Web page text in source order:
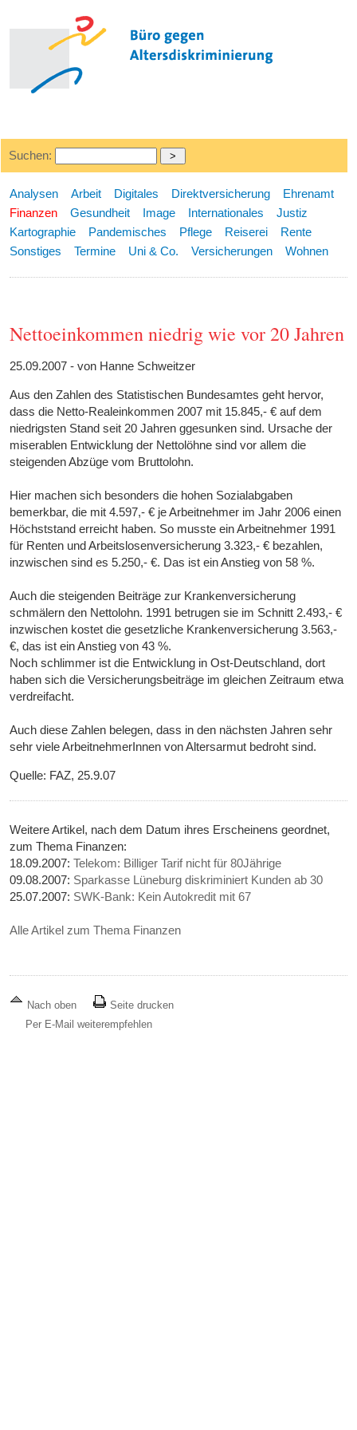
Suchen:
Analysen Arbeit Digitales Direktversicherung
Ehrenamt
Finanzen
Gesundheit Image Internationales
Justiz
Kartographie
Pandemisches Pflege Reiserei
Rente
Sonstiges
Termine Uni & Co. Versicherungen Wohnen
Nettoeinkommen niedrig wie vor 20 Jahren
25.09.2007 - von Hanne Schweitzer
Aus den Zahlen des Statistischen Bundesamtes geht hervor,
dass die Netto-Realeinkommen 2007 mit 15.845,- € auf dem
niedrigsten Stand seit 20 Jahren ggesunken sind. Ursache der
miserablen Entwicklung der Nettolöhne sind vor allem die
steigenden Abzüge vom Bruttolohn.
Hier machen sich besonders die hohen Sozialabgaben
bemerkbar, die mit 4.597,- € je Arbeitnehmer im Jahr 2006 einen
Höchststand erreicht haben. So musste ein Arbeitnehmer 1991
für Renten und Arbeitslosenversicherung 3.323,- € bezahlen,
inzwischen sind es 5.250,- €. Das ist ein Anstieg von 58 %.
Auch die steigenden Beiträge zur Krankenversicherung
schmälern den Nettolohn. 1991 betrugen sie im Schnitt 2.493,- €
inzwischen kostet die gesetzliche Krankenversicherung 3.563,-
€, das ist ein Anstieg von 43 %.
Noch schlimmer ist die Entwicklung in Ost-Deutschland, dort
haben sich die Versicherungsbeiträge im gleichen Zeitraum etwa
verdreifacht.
Auch diese Zahlen belegen, dass in den nächsten Jahren sehr
sehr viele ArbeitnehmerInnen von Altersarmut bedroht sind.
Quelle: FAZ, 25.9.07
Weitere Artikel, nach dem Datum ihres Erscheinens geordnet,
zum Thema Finanzen:
18.09.2007:Telekom: Billiger Tarif nicht für 80Jährige
09.08.2007: Sparkasse Lüneburg diskriminiert Kunden ab 30
25.07.2007: SWK-Bank: Kein Autokredit mit 67
Alle Artikel zum Thema Finanzen
Nach oben
Seite drucken
Per E-Mail weiterempfehlen